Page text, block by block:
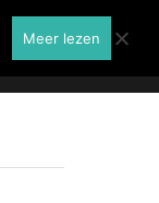
Meer lezen